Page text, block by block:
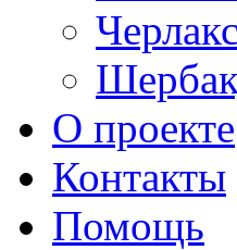
О проекте
Контакты
Помощь